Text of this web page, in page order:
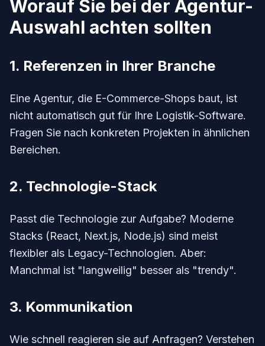
Worauf Sie bei der Agentur-
Auswahl achten sollten
1. Referenzen in Ihrer Branche
Eine Agentur, die E-Commerce-Shops baut, ist
nicht automatisch gut für Ihre Logistik-Software.
Fragen Sie nach konkreten Projekten in ähnlichen
Bereichen.
2. Technologie-Stack
Passt die Technologie zur Aufgabe? Moderne
Stacks (React, Next.js, Node.js) sind meist
flexibler als Legacy-Technologien. Aber:
Manchmal ist "langweilig" besser als "trendy".
3. Kommunikation
Wie schnell reagieren sie auf Anfragen? Verstehen